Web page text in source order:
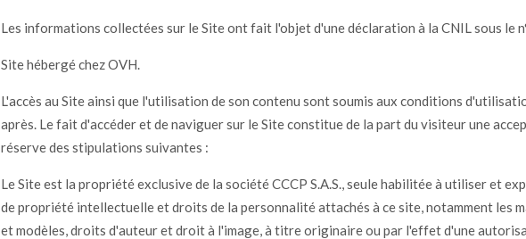
Les informations collectées sur le Site ont fait l'objet d'une déclaration à la CNIL sous le
Site hébergé chez OVH.
L'accès au Site ainsi que l'utilisation de son contenu sont soumis aux conditions
après. Le fait d'accéder et de naviguer sur le Site constitue de la part du visiteur une
réserve des stipulations suivantes :
Le Site est la propriété exclusive de la société CCCP S.A.S., seule habilitée à utiliser et
de propriété intellectuelle et droits de la personnalité attachés à ce site, notamment les
et modèles, droits d'auteur et droit à l'image, à titre originaire ou par l'effet d'une